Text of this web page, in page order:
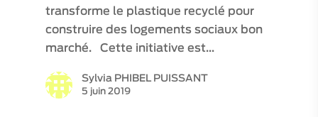
transforme le plastique recyclé pour
construire des logements sociaux bon
marché. Cette initiative est…
Sylvia PHIBEL PUISSANT
5 juin 2019